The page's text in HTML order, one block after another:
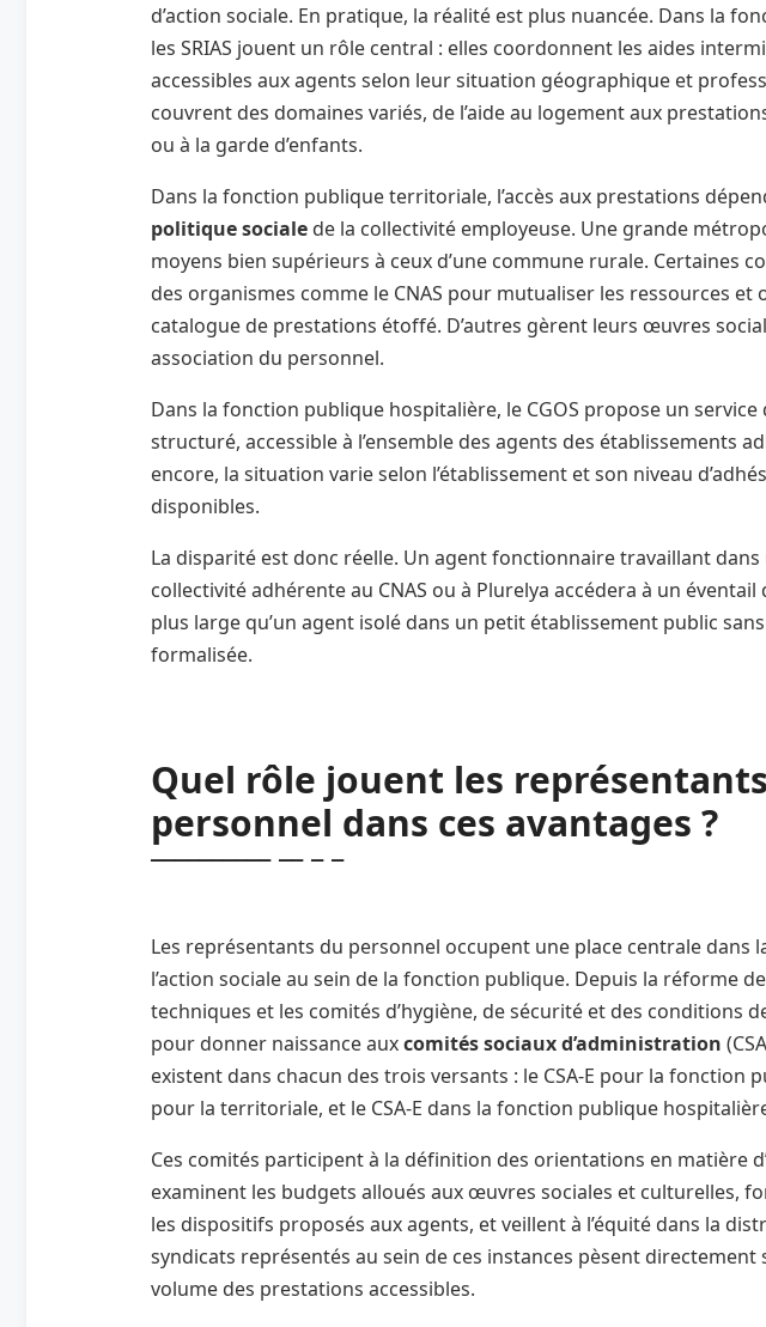
d’action sociale. En pratique, la réalité est plus nuancée. Dans la
les SRIAS jouent un rôle central : elles coordonnent les aides
accessibles aux agents selon leur situation géographique et
couvrent des domaines variés, de l’aide au logement aux
ou à la garde d’enfants.
Dans la fonction publique territoriale, l’accès aux prestations
politique sociale de la collectivité employeuse. Une grande
moyens bien supérieurs à ceux d’une commune rurale. Certaines
des organismes comme le CNAS pour mutualiser les ressources
catalogue de prestations étoffé. D’autres gèrent leurs œuvres
association du personnel.
Dans la fonction publique hospitalière, le CGOS propose un service
structuré, accessible à l’ensemble des agents des établissements
encore, la situation varie selon l’établissement et son niveau
disponibles.
La disparité est donc réelle. Un agent fonctionnaire travaillant
collectivité adhérente au CNAS ou à Plurelya accédera à un
plus large qu’un agent isolé dans un petit établissement public
formalisée.
Quel rôle jouent les
personnel dans ces avantages ?
Les représentants du personnel occupent une place centrale dans
l’action sociale au sein de la fonction publique. Depuis la réforme
techniques et les comités d’hygiène, de sécurité et des conditions
pour donner naissance auxcomités sociaux d’administration
existent dans chacun des trois versants : le CSA-E pour la fonction
pour la territoriale, et le CSA-E dans la fonction publique
Ces comités participent à la définition des orientations en matière
examinent les budgets alloués aux œuvres sociales et culturelles,
les dispositifs proposés aux agents, et veillent à l’équité dans la
syndicats représentés au sein de ces instances pèsent directement
volume des prestations accessibles.